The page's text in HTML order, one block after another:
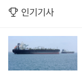
인기기사